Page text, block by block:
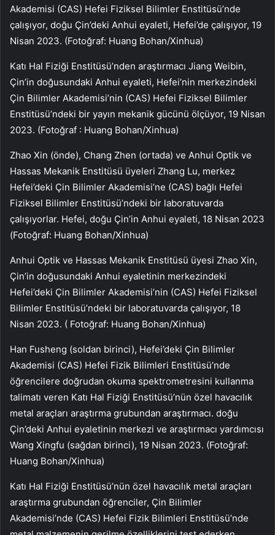
Akademisi (CAS) Hefei Fiziksel Bilimler Enstitüsü’nde
çalışıyor, doğu Çin’deki Anhui eyaleti, Hefei’de çalışıyor, 19
Nisan 2023. (Fotoğraf: Huang Bohan/Xinhua)
Katı Hal Fiziği Enstitüsü’nden araştırmacı Jiang Weibin,
Çin’in doğusundaki Anhui eyaleti, Hefei’nin merkezindeki
Çin Bilimler Akademisi’nin (CAS) Hefei Fiziksel Bilimler
Enstitüsü’ndeki bir yayın mekanik gücünü ölçüyor, 19 Nisan
2023. (Fotoğraf : Huang Bohan/Xinhua)
Zhao Xin (önde), Chang Zhen (ortada) ve Anhui Optik ve
Hassas Mekanik Enstitüsü üyeleri Zhang Lu, merkez
Hefei’deki Çin Bilimler Akademisi’ne (CAS) bağlı Hefei
Fiziksel Bilimler Enstitüsü’ndeki bir laboratuvarda
çalışıyorlar. Hefei, doğu Çin’in Anhui eyaleti, 18 Nisan 2023
(Fotoğraf: Huang Bohan/Xinhua)
Anhui Optik ve Hassas Mekanik Enstitüsü üyesi Zhao Xin,
Çin’in doğusundaki Anhui eyaletinin merkezindeki
Hefei’deki Çin Bilimler Akademisi’nin (CAS) Hefei Fiziksel
Bilimler Enstitüsü’ndeki bir laboratuvarda çalışıyor, 18
Nisan 2023. ( Fotoğraf: Huang Bohan/Xinhua)
Han Fusheng (soldan birinci), Hefei’deki Çin Bilimler
Akademisi (CAS) Hefei Fizik Bilimleri Enstitüsü’nde
öğrencilere doğrudan okuma spektrometresini kullanma
talimatı veren Katı Hal Fiziği Enstitüsü’nün özel havacılık
metal araçları araştırma grubundan araştırmacı. doğu
Çin’deki Anhui eyaletinin merkezi ve araştırmacı yardımcısı
Wang Xingfu (sağdan birinci), 19 Nisan 2023. (Fotoğraf:
Huang Bohan/Xinhua)
Katı Hal Fiziği Enstitüsü’nün özel havacılık metal araçları
araştırma grubundan öğrenciler, Çin Bilimler
Akademisi’nde (CAS) Hefei Fizik Bilimleri Enstitüsü’nde